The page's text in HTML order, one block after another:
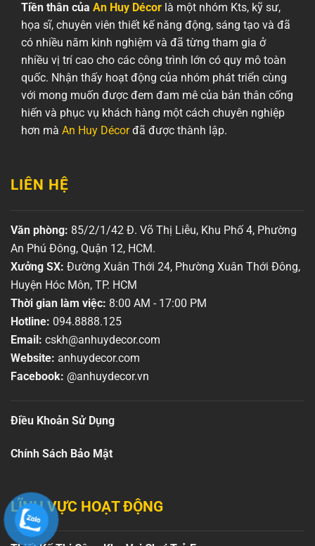
Tiền thân của An Huy Décor là một nhóm Kts, kỹ sư,
họa sĩ, chuyên viên thiết kế năng động, sáng tạo và đã
có nhiều năm kinh nghiệm và đã từng tham gia ở
nhiều vị trí cao cho các công trình lớn có quy mô toàn
quốc. Nhận thấy hoạt động của nhóm phát triển cùng
với mong muốn được đem đam mê của bản thân cống
hiến và phục vụ khách hàng một cách chuyên nghiệp
hơn mà An Huy Décorđã được thành lập.
LIÊN HỆ
Văn phòng: 85/2/1/42 Đ. Võ Thị Liễu, Khu Phố 4, Phường
An Phú Đông, Quận 12, HCM.
Xưởng SX: Đường Xuân Thới 24, Phường Xuân Thới Đông,
Huyện Hóc Môn, TP. HCM
Thời gian làm việc: 8:00 AM - 17:00 PM
Hotline: 094.8888.125
Email: cskh@anhuydecor.com
Website: anhuydecor.com
Facebook: @anhuydecor.vn
Điều Khoản Sử Dụng
Chính Sách Bảo Mật
LĨNH VỰC HOẠT ĐỘNG